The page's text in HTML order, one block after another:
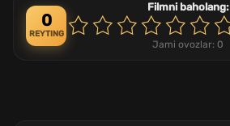
0
REYTING
Filmni baholang:
Jami ovozlar: 0